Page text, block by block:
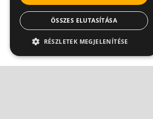
ÖSSZES ELUTASÍTÁSA
RÉSZLETEK MEGJELENÍTÉSE